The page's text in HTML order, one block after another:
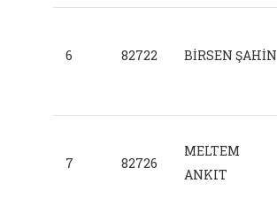
6 82722 BİRSEN ŞAHİN
7 82726
MELTEM
ANKIT